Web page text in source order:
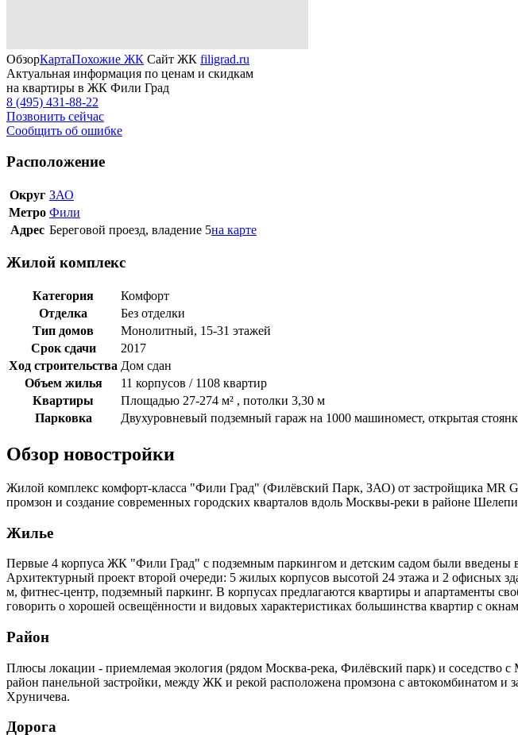
ОбзорКартаПохожие ЖК Сайт ЖК filigrad.ru
Актуальная информация по ценам и скидкам
на квартиры в ЖК Фили Град
8 (495) 431-88-22
Позвонить сейчас
Сообщить об ошибке
Расположение
Округ ЗАО
Метро Фили
Адрес Береговой проезд, владение 5на карте
Жилой комплекс
Категория
Комфорт
Отделка
Без отделки
Тип домов
Монолитный, 15-31 этажей
Срок сдачи
2017
Ход строительства Дом сдан
Объем жилья
11 корпусов / 1108 квартир
Квартиры
Площадью 27-274 м² , потолки 3,30 м
Парковка
Двухуровневый подземный гараж на 1000 машиномест, открытая
Обзор новостройки
Жилой комплекс комфорт-класса "Фили Град" (Филёвский Парк, ЗАО) от застройщика MR
промзон и создание современных городских кварталов вдоль Москвы-реки в районе
Жилье
Первые 4 корпуса ЖК "Фили Град" с подземным паркингом и детским садом были введены в
Архитектурный проект второй очереди: 5 жилых корпусов высотой 24 этажа и 2 офисных
м, фитнес-центр, подземный паркинг. В корпусах предлагаются квартиры и апартаменты
говорить о хорошей освещённости и видовых характеристиках большинства квартир с
Район
Плюсы локации - приемлемая экология (рядом Москва-река, Филёвский парк) и соседство
район панельной застройки, между ЖК и рекой расположена промзона с автокомбинатом и
Хруничева.
Дорога